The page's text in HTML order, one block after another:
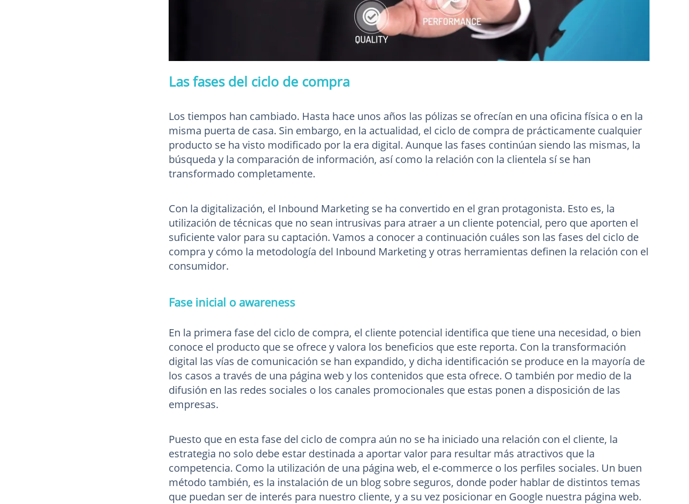
Las fases del ciclo de compra
Los tiempos han cambiado. Hasta hace unos años las pólizas se ofrecían en una oficina física o en la
misma puerta de casa. Sin embargo, en la actualidad, el ciclo de compra de prácticamente cualquier
producto se ha visto modificado por la era digital. Aunque las fases continúan siendo las mismas, la
búsqueda y la comparación de información, así como la relación con la clientela sí se han
transformado completamente.
Con la digitalización, el Inbound Marketing se ha convertido en el gran protagonista. Esto es, la
utilización de técnicas que no sean intrusivas para atraer a un cliente potencial, pero que aporten el
suficiente valor para su captación. Vamos a conocer a continuación cuáles son las fases del ciclo de
compra y cómo la metodología del Inbound Marketing y otras herramientas definen la relación con el
consumidor.
Fase inicial o awareness
En la primera fase del ciclo de compra, el cliente potencial identifica que tiene una necesidad, o bien
conoce el producto que se ofrece y valora los beneficios que este reporta. Con la transformación
digital las vías de comunicación se han expandido, y dicha identificación se produce en la mayoría de
los casos a través de una página web y los contenidos que esta ofrece. O también por medio de la
difusión en las redes sociales o los canales promocionales que estas ponen a disposición de las
empresas.
Puesto que en esta fase del ciclo de compra aún no se ha iniciado una relación con el cliente, la
estrategia no solo debe estar destinada a aportar valor para resultar más atractivos que la
competencia. Como la utilización de una página web, el e-commerce o los perfiles sociales. Un buen
método también, es la instalación de un blog sobre seguros, donde poder hablar de distintos temas
que puedan ser de interés para nuestro cliente, y a su vez posicionar en Google nuestra página web.